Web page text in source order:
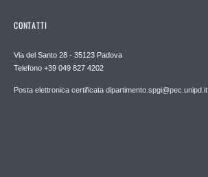
CONTATTI
Via del Santo 28 - 35123 Padova
Telefono +39 049 827 4202
Posta elettronica certificata dipartimento.spgi@pec.unipd.it